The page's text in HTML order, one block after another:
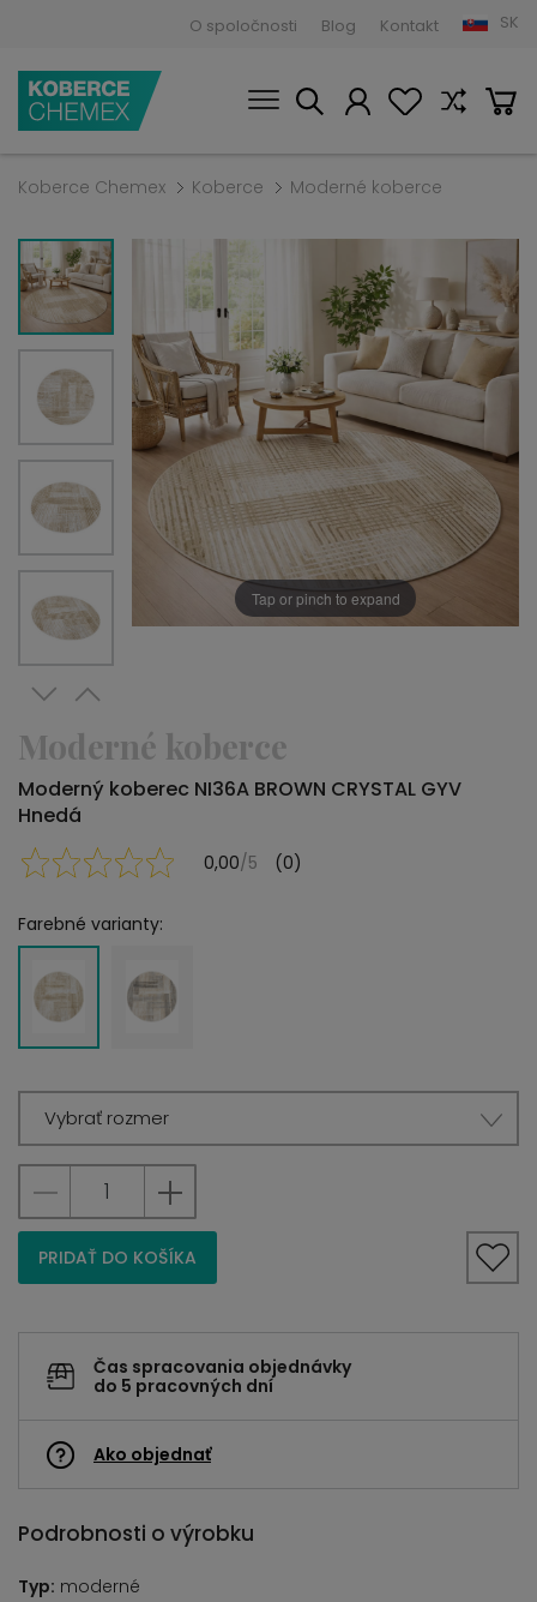
O spoločnosti Blog Kontakt SK
Koberce Chemex Koberce Moderné koberce
Tap or pinch to expand
Moderné koberce
Moderný koberec NI36A BROWN CRYSTAL GYV
Hnedá
0,00/5 (0)
Farebné varianty:
Vybrať rozmer
PRIDAŤ DO KOŠÍKA
Čas spracovania objednávky
do 5 pracovných dní
Ako objednať
Podrobnosti o výrobku
Typ: moderné